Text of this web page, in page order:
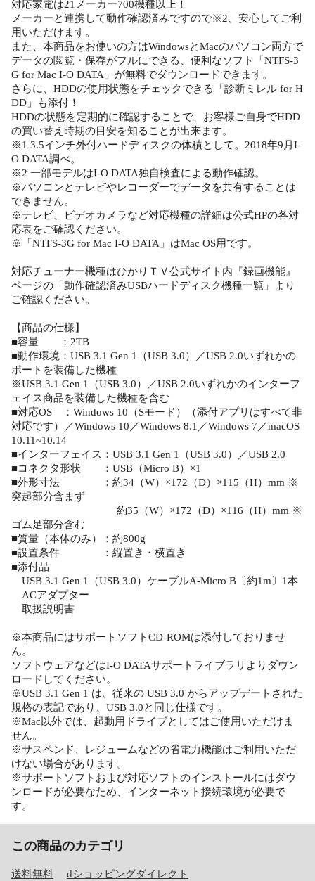
対応家電は21メーカー700機種以上！
メーカーと連携して動作確認済みですので※2、安心してご利
用いただけます。
また、本商品をお使いの方はWindowsとMacのパソコン両方で
データの閲覧・保存がフルにできる、便利なソフト「NTFS-3
G for Mac I-O DATA」が無料でダウンロードできます。
さらに、HDDの使用状態をチェックできる「診断ミレル for H
DD」も添付！
HDDの状態を定期的に確認することで、お客様ご自身でHDD
の買い替え時期の目安を知ることが出来ます。
※1 3.5インチ外付ハードディスクの体積として。2018年9月I-
O DATA調べ。
※2 一部モデルはI-O DATA独自検査による動作確認。
※パソコンとテレビやレコーダーでデータを共有することは
できません。
※テレビ、ビデオカメラなど対応機種の詳細は公式HPの各対
応表をご確認ください。
※「NTFS-3G for Mac I-O DATA」はMac OS用です。
対応チューナー機種はひかりＴＶ公式サイト内『録画機能』
ページの「動作確認済みUSBハードディスク機種一覧」より
ご確認ください。
【商品の仕様】
■容量 ：2TB
■動作環境：USB 3.1 Gen 1（USB 3.0）／USB 2.0いずれかの
ポートを装備した機種
※USB 3.1 Gen 1（USB 3.0）／USB 2.0いずれかのインターフ
ェイス商品を装備した機種を含む
■対応OS ：Windows 10（Sモード）（添付アプリはすべて非
対応です）／Windows 10／Windows 8.1／Windows 7／macOS
10.11~10.14
■インターフェイス：USB 3.1 Gen 1（USB 3.0）／USB 2.0
■コネクタ形状 ：USB（Micro B）×1
■外形寸法 ：約34（W）×172（D）×115（H）mm ※
突起部分含まず
約35（W）×172（D）×116（H）mm ※
ゴム足部分含む
■質量（本体のみ）：約800g
■設置条件 ：縦置き・横置き
■添付品
USB 3.1 Gen 1（USB 3.0）ケーブルA-Micro B〔約1m〕1本
ACアダプター
取扱説明書
※本商品にはサポートソフトCD-ROMは添付しておりませ
ん。
ソフトウェアなどはI-O DATAサポートライブラリよりダウン
ロードしてください。
※USB 3.1 Gen 1 は、従来の USB 3.0 からアップデートされた
規格の表記であり、USB 3.0と同じ仕様です。
※Mac以外では、起動用ドライブとしてはご使用いただけま
せん。
※サスペンド、レジュームなどの省電力機能はご利用いただ
けない場合があります。
※サポートソフトおよび対応ソフトのインストールにはダウ
ンロードが必要なため、インターネット接続環境が必要で
す。
この商品のカテゴリ
送料無料 dショッピングダイレクト